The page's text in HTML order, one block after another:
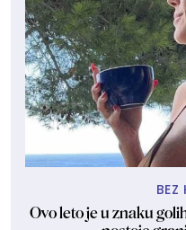
BEZ
Ovo leto je u znaku